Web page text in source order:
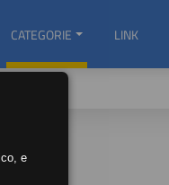
CATEGORIE LINK
e